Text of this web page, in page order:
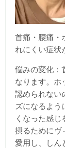
首痛・腰痛・
れにくい症状
悩みの変化：
なります。ホ
認められない
ズになるよう
くなった感じ
摂るためにヴ
愛用し、しん